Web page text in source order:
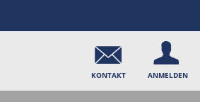
KONTAKT ANMELDEN